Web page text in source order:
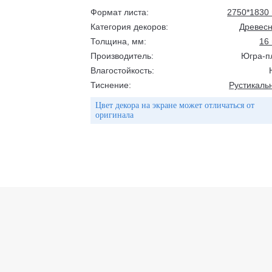
Формат листа:
Категория декоров:
Толщина, мм:
Производитель:
Югра-
Влагостойкость:
Тиснение:
Цвет декора на экране может отличаться от
оригинала